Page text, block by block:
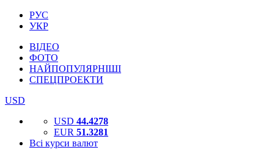
РУС
УКР
ВІДЕО
ФОТО
НАЙПОПУЛЯРНІШІ
СПЕЦПРОЕКТИ
USD
USD 44.4278
EUR 51.3281
Всі курси валют